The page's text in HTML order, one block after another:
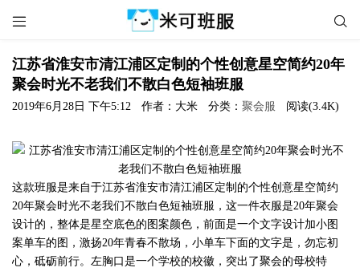
 
江苏省淮安市清江浦区定制的个性创意星空简约20年
聚会时光不老我们不散白色短袖班服
2019年6月28日 下午5:12 作者：大米 分类： 聚会服 阅读(3.4K)
这款班服是来自于江苏省淮安市清江浦区定制的个性创意星空简约
20年聚会时光不老我们不散白色短袖班服，这一件衣服是20年聚会
设计的，整体是星空底色的图案颜色，前面是一个文字设计加小图
案单车的图，激扬20年青春不散场，小单车下面的文字是，勿忘初
心，砥砺前行。左胸口是一个学校的校徽，突出了聚会的母校特